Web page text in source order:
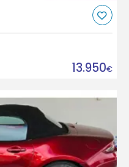
13.950€